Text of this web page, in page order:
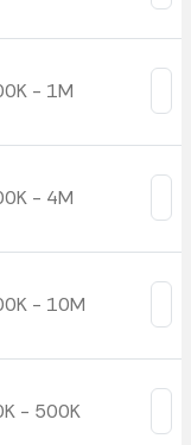
- 1M
- 4M
- 10M
- 500K